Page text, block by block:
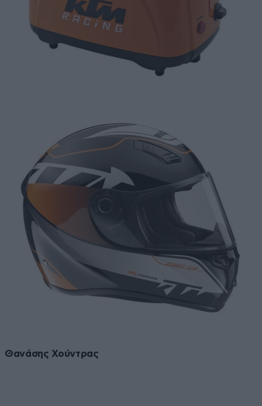
Θανάσης Χούντρας